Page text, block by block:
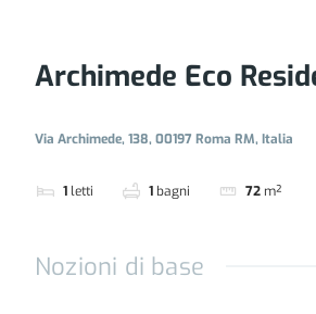
Archimede Eco
Via Archimede, 138, 00197 Roma RM, Italia
1 letti 1 bagni 72 m²
Nozioni di base